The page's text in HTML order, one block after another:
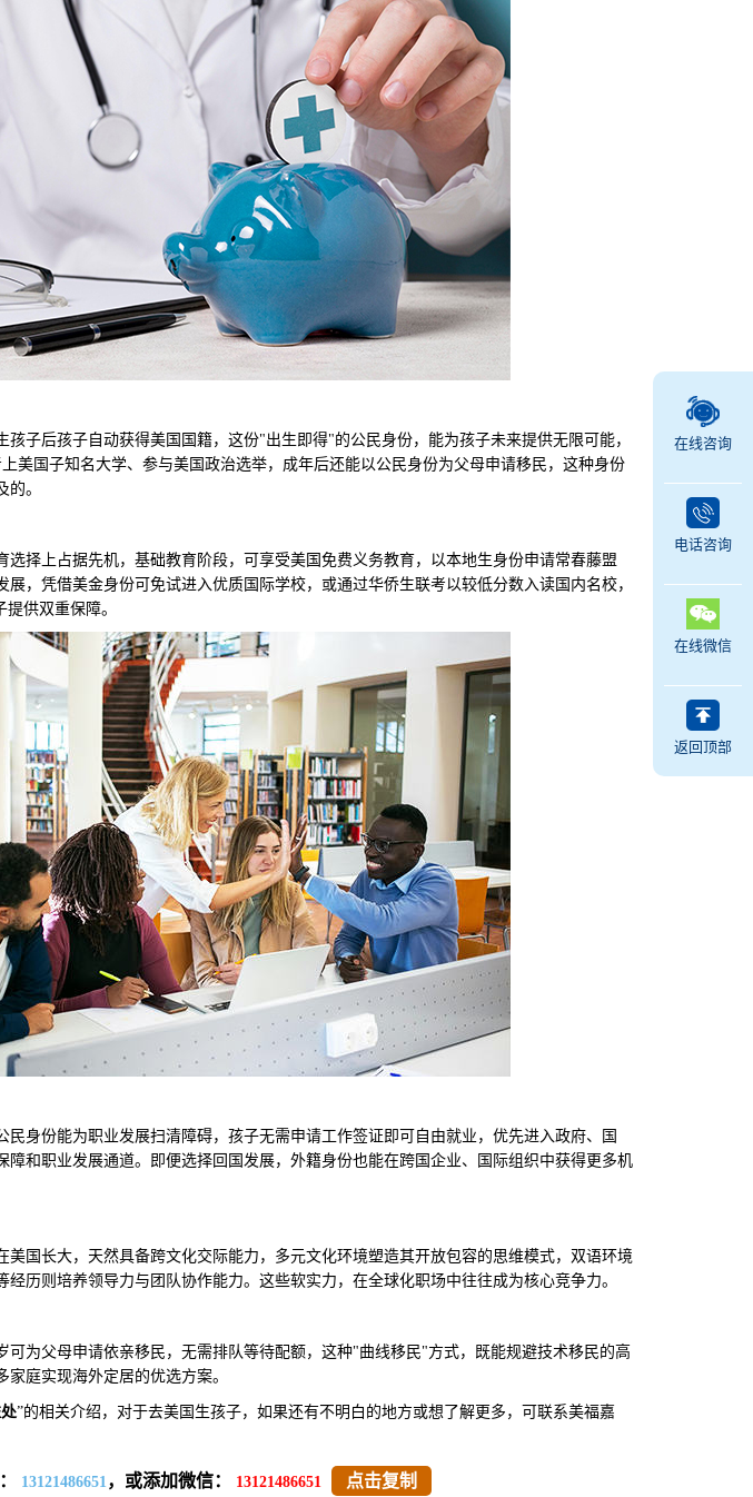
后孩子自动获得美国国籍，这份"出生即得"的公民身份，能为孩子未来提供无限可能，
美国子知名大学、参与美国政治选举，成年后还能以公民身份为父母申请移民，这种身份
。
上占据先机，基础教育阶段，可享受美国免费义务教育，以本地生身份申请常春藤盟
，凭借美金身份可免试进入优质国际学校，或通过华侨生联考以较低分数入读国内名校，
供双重保障。
份能为职业发展扫清障碍，孩子无需申请工作签证即可自由就业，优先进入政府、国
障和职业发展通道。即便选择回国发展，外籍身份也能在跨国企业、国际组织中获得更多机
国长大，天然具备跨文化交际能力，多元文化环境塑造其开放包容的思维模式，双语环境
历则培养领导力与团队协作能力。这些软实力，在全球化职场中往往成为核心竞争力。
为父母申请依亲移民，无需排队等待配额，这种"曲线移民"方式，既能规避技术移民的高
庭实现海外定居的优选方案。
”的相关介绍，对于去美国生孩子，如果还有不明白的地方或想了解更多，可联系美福嘉
13121486651，或添加微信： 13121486651 点击复制
在线咨询
电话咨询
在线微信
返回顶部